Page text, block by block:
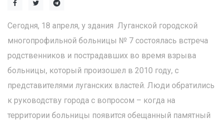
Сегодня, 18 апреля, у здания Луганской городской
многопрофильной больницы № 7 состоялась встреча
родственников и пострадавших во время взрыва
больницы, который произошел в 2010 году, с
представителями луганских властей. Люди обратились
к руководству города с вопросом – когда на
территории больницы появится обещанный памятный